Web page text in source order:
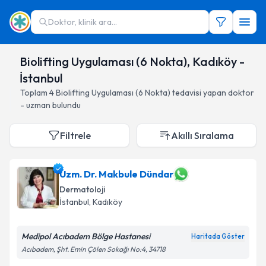
Doktor, klinik ara...
Biolifting Uygulaması (6 Nokta), Kadıköy -
İstanbul
Toplam 4Biolifting Uygulaması (6 Nokta) tedavisi yapan doktor
- uzman bulundu
Filtrele Akıllı Sıralama
Uzm. Dr. Makbule Dündar
Dermatoloji
İstanbul, Kadıköy
Medipol Acıbadem Bölge Hastanesi Haritada Göster
Acıbadem, Şht. Emin Çölen Sokağı No:4, 34718